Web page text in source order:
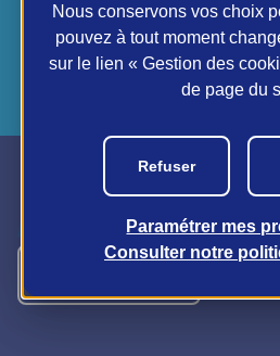
informations
twitterinstagram
Nous conservons vos choix
pouvez à tout moment
sur le lien « Gestion des
de page du
Refuser
Paramétrer mes
Consulter notre